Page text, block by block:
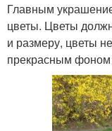
Главным
цветы. Цветы
и размеру, цветы
прекрасным фоном